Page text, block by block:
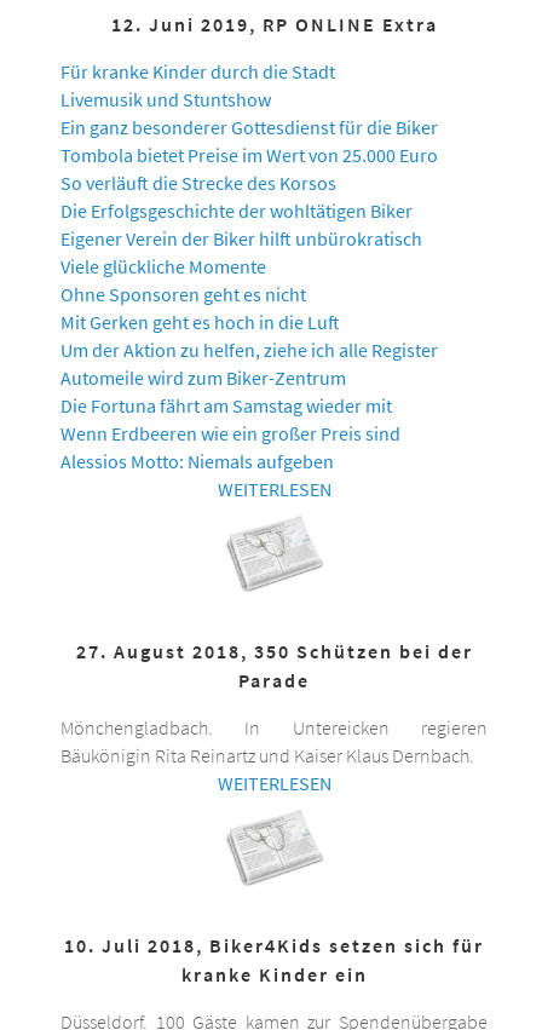
12. Juni 2019, RP ONLINE Extra
Für kranke Kinder durch die Stadt
Livemusik und Stuntshow
Ein ganz besonderer Gottesdienst für die Biker
Tombola bietet Preise im Wert von 25.000 Euro
So verläuft die Strecke des Korsos
Die Erfolgsgeschichte der wohltätigen Biker
Eigener Verein der Biker hilft unbürokratisch
Viele glückliche Momente
Ohne Sponsoren geht es nicht
Mit Gerken geht es hoch in die Luft
Um der Aktion zu helfen, ziehe ich alle Register
Automeile wird zum Biker-Zentrum
Die Fortuna fährt am Samstag wieder mit
Wenn Erdbeeren wie ein großer Preis sind
Alessios Motto: Niemals aufgeben
WEITERLESEN
27. August 2018, 350 Schützen bei der
Parade
Mönchengladbach. In Untereicken regieren
Bäukönigin Rita Reinartz und Kaiser Klaus Dernbach.
WEITERLESEN
10. Juli 2018, Biker4Kids setzen sich für
kranke Kinder ein
Düsseldorf. 100 Gäste kamen zur Spendenübergabe